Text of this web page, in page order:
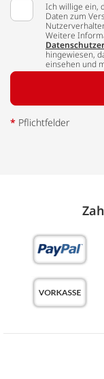
Ich willige ein,
Daten zum
Weitere
hingewiesen,
einsehen und
* Pflichtfelder